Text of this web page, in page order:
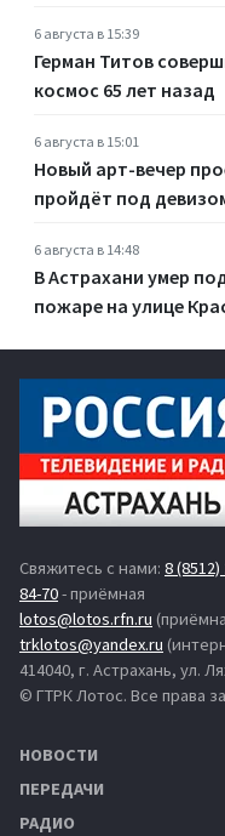
6 августа в 15:39
Герман Титов
космос 65 лет назад
6 августа в 15:01
Новый арт-вечер
пройдёт под
6 августа в 14:48
В Астрахани умер
пожаре на улице
Свяжитесь с нами: 8 (8512)
84-70- приёмная
lotos@lotos.rfn.ru
trklotos@yandex.ru
414040, г. Астрахань, ул.
© ГТРК Лотос. Все права
НОВОСТИ
ПЕРЕДАЧИ
РАДИО